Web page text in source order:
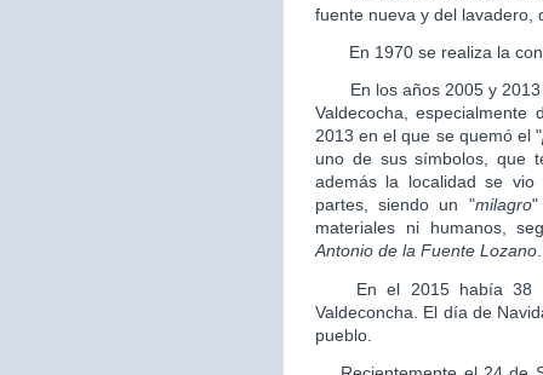
fuente nueva y del lavadero,
En 1970 se realiza la
En los años 2005 y 2013
Valdecocha,
2013 en el que se quemó el "
uno de sus símbolos, que
además la localidad se
partes, siendo un "milagro"
materiales ni humanos,
Antonio de la Fuente Lozano.
En el 2015 había 38
Valdeconcha. El día de
pueblo.